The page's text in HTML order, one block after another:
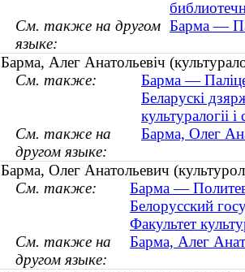
См. также на другом
языке:
Барма —
Барма, Алег Анатольевіч
См. также:
Барма —
Беларускі
культуралогіі
См. также на
другом языке:
Барма, Олег
Барма, Олег Анатольевич
См. также:
Барма —
Белорусский
Факультет
См. также на
другом языке:
Барма, Алег